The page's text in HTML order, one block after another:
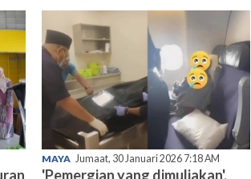
MAYA Jumaat, 30 Januari 2026 7:18 AM
'Pemergian yang dimuliakan',